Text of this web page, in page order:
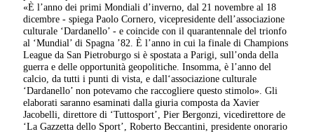
«È l’anno dei primi Mondiali d’inverno, dal 21 novembre al 18
dicembre - spiega Paolo Cornero, vicepresidente dell’associazione
culturale ‘Dardanello’ - e coincide con il quarantennale del trionfo
al ‘Mundial’ di Spagna ’82. È l’anno in cui la finale di Champions
League da San Pietroburgo si è spostata a Parigi, sull’onda della
guerra e delle opportunità geopolitiche. Insomma, è l’anno del
calcio, da tutti i punti di vista, e dall‘associazione culturale
‘Dardanello’ non potevamo che raccogliere questo stimolo». Gli
elaborati saranno esaminati dalla giuria composta da Xavier
Jacobelli, direttore di ‘Tuttosport’, Pier Bergonzi, vicedirettore de
‘La Gazzetta dello Sport’, Roberto Beccantini, presidente onorario